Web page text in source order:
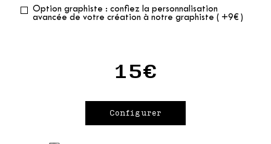
Option graphiste : confiez la personnalisation
avancée de votre création à notre graphiste ( +9€ )
15€